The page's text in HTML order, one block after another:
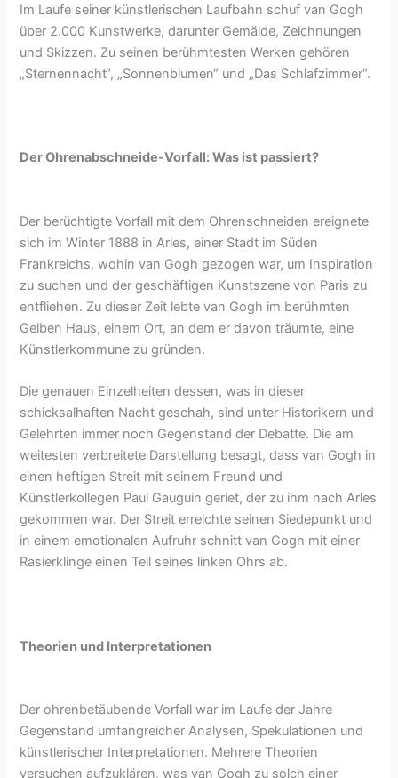
Im Laufe seiner künstlerischen Laufbahn schuf van Gogh
über 2.000 Kunstwerke, darunter Gemälde, Zeichnungen
und Skizzen. Zu seinen berühmtesten Werken gehören
„Sternennacht“, „Sonnenblumen“ und „Das Schlafzimmer“.
Der Ohrenabschneide-Vorfall: Was ist passiert?
Der berüchtigte Vorfall mit dem Ohrenschneiden ereignete
sich im Winter 1888 in Arles, einer Stadt im Süden
Frankreichs, wohin van Gogh gezogen war, um Inspiration
zu suchen und der geschäftigen Kunstszene von Paris zu
entfliehen. Zu dieser Zeit lebte van Gogh im berühmten
Gelben Haus, einem Ort, an dem er davon träumte, eine
Künstlerkommune zu gründen.
Die genauen Einzelheiten dessen, was in dieser
schicksalhaften Nacht geschah, sind unter Historikern und
Gelehrten immer noch Gegenstand der Debatte. Die am
weitesten verbreitete Darstellung besagt, dass van Gogh in
einen heftigen Streit mit seinem Freund und
Künstlerkollegen Paul Gauguin geriet, der zu ihm nach Arles
gekommen war. Der Streit erreichte seinen Siedepunkt und
in einem emotionalen Aufruhr schnitt van Gogh mit einer
Rasierklinge einen Teil seines linken Ohrs ab.
Theorien und Interpretationen
Der ohrenbetäubende Vorfall war im Laufe der Jahre
Gegenstand umfangreicher Analysen, Spekulationen und
künstlerischer Interpretationen. Mehrere Theorien
versuchen aufzuklären, was van Gogh zu solch einer